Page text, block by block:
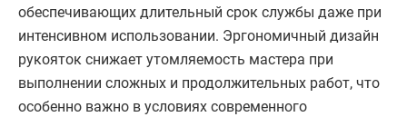
обеспечивающих длительный срок службы даже при
интенсивном использовании. Эргономичный дизайн
рукояток снижает утомляемость мастера при
выполнении сложных и продолжительных работ, что
особенно важно в условиях современного